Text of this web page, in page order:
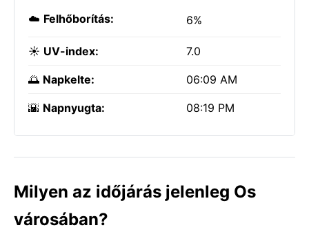
☁️ Felhőborítás: 6%
☀️ UV-index: 7.0
🌅 Napkelte: 06:09 AM
🌇 Napnyugta: 08:19 PM
Milyen az időjárás jelenleg Os
városában?